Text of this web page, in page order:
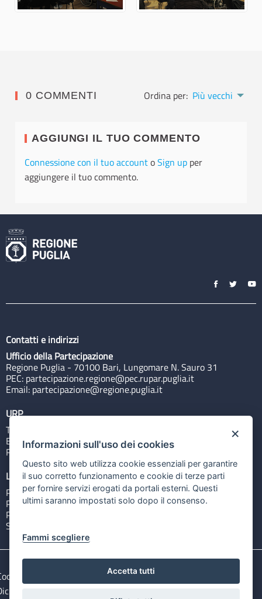
0 COMMENTI Ordina per: Più vecchi
AGGIUNGI IL TUO COMMENTO
Connessione con il tuo accountoSign up per
aggiungere il tuo commento.
Contatti e indirizzi
Ufficio della Partecipazione
Regione Puglia - 70100 Bari, Lungomare N. Sauro 31
PEC: partecipazione.regione@pec.rupar.puglia.it
Email: partecipazione@regione.puglia.it
URP
Tel: 800713939
Email:quiregione@regione.puglia.it
Rubrica
Link utili
Portale Istituzionale
PO FESR Puglia 2014-2020
PSR Puglia 2014-2020
Sistema Puglia
e privacy
Note legali
di accessibilità
×
Informazioni sull'uso dei cookies
Questo sito web utilizza cookie essenziali per garantire
il suo corretto funzionamento e cookie di terze parti
per fornire servizi erogati da portali esterni. Questi
ultimi saranno impostati solo dopo il consenso.
Fammi scegliere
Accetta tutti